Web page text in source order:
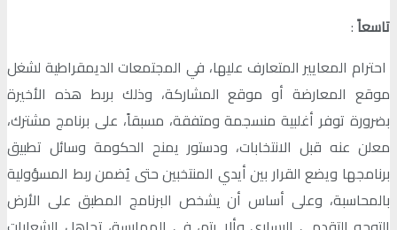
تاسعاً:
احترام المعايير المتعارف عليها، في المجتمعات الديمقراطية لشغل
موقع المعارضة أو موقع المشاركة، وذلك بربط هذه الأخيرة
بضرورة توفر أغلبية منسجمة ومتفقة، مسبقاً، على برنامج مشترك،
معلن عنه قبل الانتخابات، ودستور يمنح الحكومة وسائل تطبيق
برنامجها ويضع القرار بين أيدي المنتخبين حتى يُضمن ربط المسؤولية
بالمحاسبة، وعلى أساس أن يشخص البرنامج المطبق على الأرض